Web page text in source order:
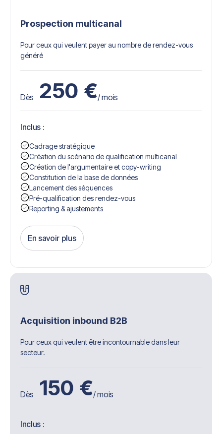
Prospection multicanal
Pour ceux qui veulent payer au nombre de rendez-vous
généré
Dès 250 €/ mois
Inclus :
Cadrage stratégique
Création du scénario de qualification multicanal
Création de l'argumentaire et copy-writing
Constitution de la base de données
Lancement des séquences
Pré-qualification des rendez-vous
Reporting & ajustements
En savoir plus
Get Started
Acquisition inbound B2B
Pour ceux qui veulent être incontournable dans leur
secteur.
Dès 150 €/ mois
Inclus :